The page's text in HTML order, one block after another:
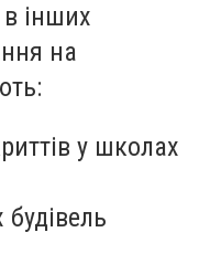
в інших
на
у школах